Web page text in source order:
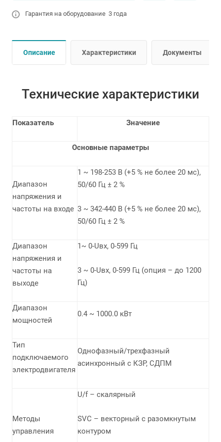
Гарантия на оборудование 3 года
Описание Характеристики Документы
Технические характеристики
Показатель Значение
Основные параметры
Диапазон
напряжения и
частоты на входе
1 ~ 198-253 В (+5 % не более 20 мс),
50/60 Гц ± 2 %
3 ~ 342-440 В (+5 % не более 20 мс),
50/60 Гц ± 2 %
Диапазон
напряжения и
частоты на
выходе
1~ 0-Uвх, 0-599 Гц
3 ~ 0-Uвх, 0-599 Гц (опция – до 1200
Гц)
Диапазон
мощностей
0.4 ~ 1000.0 кВт
Тип
подключаемого
электродвигателя
Однофазный/трехфазный
асинхронный с КЗР, СДПМ
Методы
управления
U/f – скалярный
SVC – векторный с разомкнутым
контуром